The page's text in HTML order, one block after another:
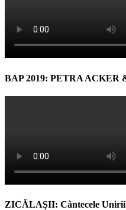
BAP 2019: PETRA ACKER
ZICĂLAŞII: Cântecele Unirii